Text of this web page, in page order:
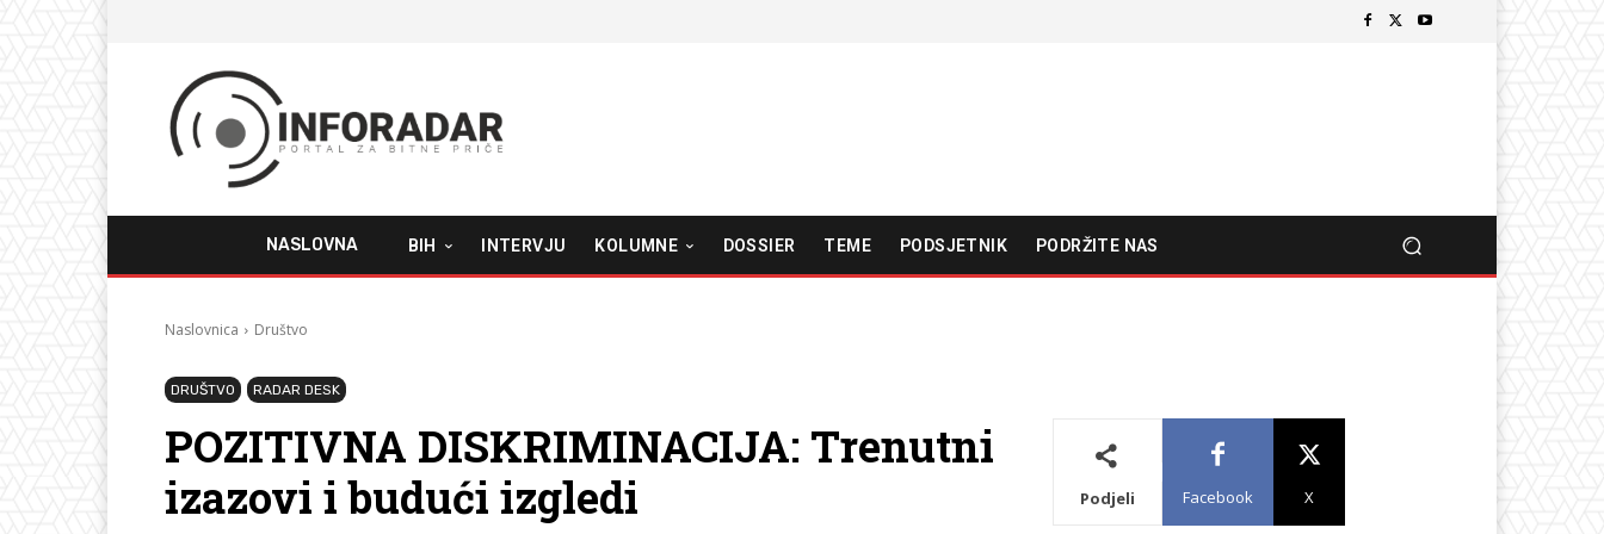
NASLOVNA BIH INTERVJU KOLUMNE DOSSIER TEME PODSJETNIK PODRŽITE NAS
Naslovnica Društvo
DRUŠTVO RADAR DESK
POZITIVNA DISKRIMINACIJA: Trenutni
izazovi i budući izgledi
Podjeli Facebook X